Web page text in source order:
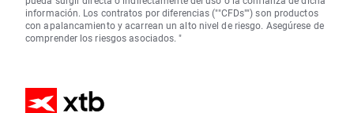
información. Los contratos por diferencias (""CFDs"") son productos
con apalancamiento y acarrean un alto nivel de riesgo. Asegúrese de
comprender los riesgos asociados. "